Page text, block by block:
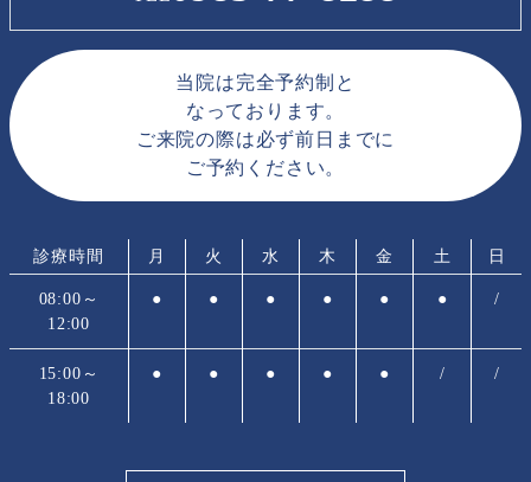
当院は完全予約制と
なっております。
ご来院の際は必ず前日までに
ご予約ください。
診療時間 月 火 水 木 金 土 日
08:00～
12:00
● ● ● ● ● ● /
15:00～
18:00
● ● ● ● ● / /